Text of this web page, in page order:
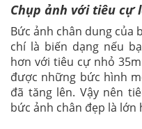
Chụp ảnh với tiêu cự
Bức ảnh chân dung của
chí là biến dạng nếu
hơn với tiêu cự nhỏ
được những bức hình
đã tăng lên. Vậy nên
bức ảnh chân đẹp là lớn